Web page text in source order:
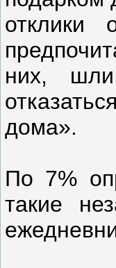
отклики
них,
дома».
По 7%
такие